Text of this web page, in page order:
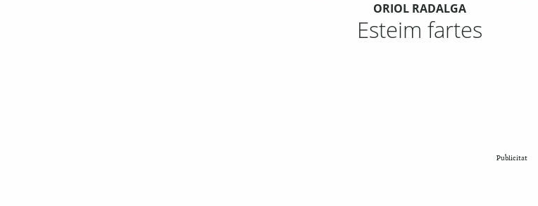
ORIOL RADALGA
Esteim fartes
Publicitat